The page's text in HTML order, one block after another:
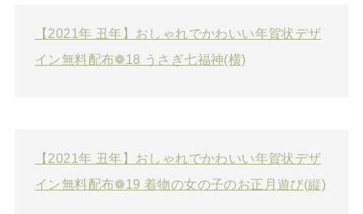
【2021年 丑年】おしゃれでかわいい年賀状デザ
イン無料配布❁18 うさぎ七福神(横)
【2021年 丑年】おしゃれでかわいい年賀状デザ
イン無料配布❁19 着物の女の子のお正月遊び(縦)